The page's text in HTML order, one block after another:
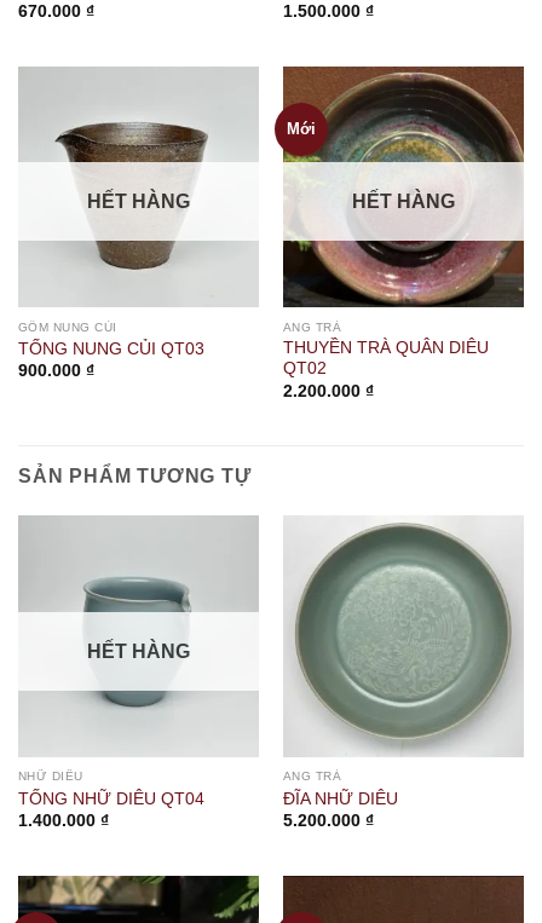
670.000 ₫
1.500.000 ₫
HẾT HÀNG
GỐM NUNG CỦI
TỐNG NUNG CỦI QT03
900.000 ₫
Mới
HẾT HÀNG
ANG TRÀ
THUYỀN TRÀ QUÂN DIÊU
QT02
2.200.000 ₫
SẢN PHẨM TƯƠNG TỰ
HẾT HÀNG
NHỮ DIÊU
TỐNG NHỮ DIÊU QT04
1.400.000 ₫
ANG TRÀ
ĐĨA NHỮ DIÊU
5.200.000 ₫